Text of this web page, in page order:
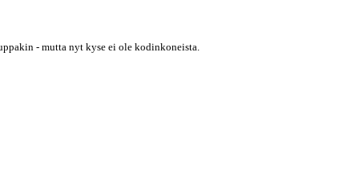
- mutta nyt kyse ei ole kodinkoneista.